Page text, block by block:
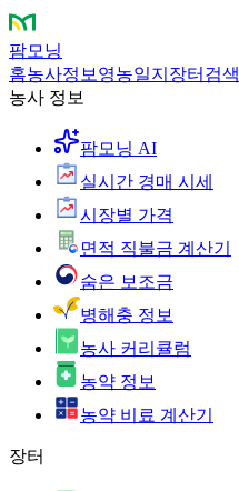
팜모닝
홈농사정보 영농일지 장터 검색
농사 정보
팜모닝 AI
실시간 경매 시세
시장별 가격
면적 직불금 계산기
숨은 보조금
병해충 정보
농사 커리큘럼
농약 정보
농약 비료 계산기
장터